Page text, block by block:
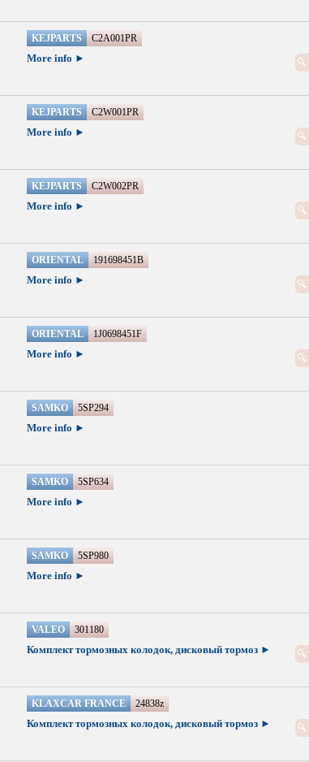
KEJPARTS C2A001PR
More info ►
KEJPARTS C2W001PR
More info ►
KEJPARTS C2W002PR
More info ►
ORIENTAL 191698451B
More info ►
ORIENTAL 1J0698451F
More info ►
SAMKO 5SP294
More info ►
SAMKO 5SP634
More info ►
SAMKO 5SP980
More info ►
VALEO 301180
Комплект тормозных колодок, дисковый тормоз ►
KLAXCAR FRANCE 24838z
Комплект тормозных колодок, дисковый тормоз ►